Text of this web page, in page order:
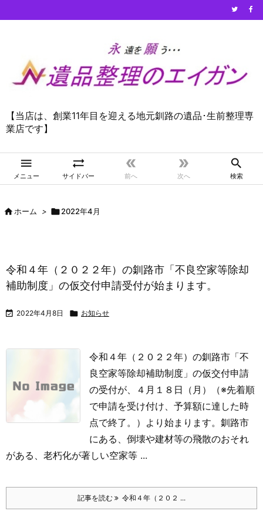
【当店は、創業11年目を迎える地元釧路の遺品･生前整理専
業店です】

メニュー

サイドバー

前へ

次へ

検索
ホーム > 2022年4月
令和４年（２０２２年）の釧路市「不良空家等除却
補助制度」の仮交付申請受付が始まります。
 2022年4月8日  お知らせ
令和４年（２０２２年）の釧路市「不
良空家等除却補助制度」の仮交付申請
の受付が、４月１８日（月）（※先着順
で申請を受け付け、予算額に達した時
点で終了。）より始まります。釧路市
にある、倒壊や建材等の飛散のおそれ
がある、老朽化が著しい空家等 ...
記事を読む 令和４年（２０２ ...